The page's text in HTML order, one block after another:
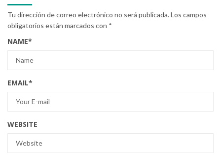
Tu dirección de correo electrónico no será publicada.Los campos
obligatorios están marcados con *
NAME*
EMAIL*
WEBSITE